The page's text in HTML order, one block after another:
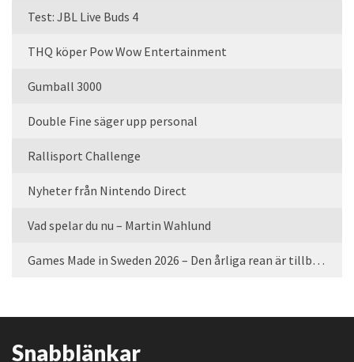
Test: JBL Live Buds 4
THQ köper Pow Wow Entertainment
Gumball 3000
Double Fine säger upp personal
Rallisport Challenge
Nyheter från Nintendo Direct
Vad spelar du nu – Martin Wahlund
Games Made in Sweden 2026 – Den årliga rean är tillbaka
Snabblänkar